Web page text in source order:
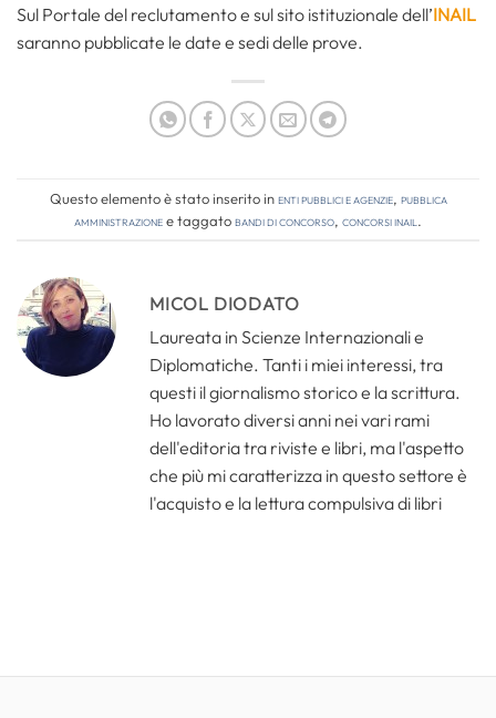
Sul Portale del reclutamento e sul sito istituzionale dell’INAIL
saranno pubblicate le date e sedi delle prove.
Questo elemento è stato inserito inEnti pubblici e agenzie, Pubblica
amministrazionee taggatobandi di concorso, concorsi inail .
MICOL DIODATO
Laureata in Scienze Internazionali e
Diplomatiche. Tanti i miei interessi, tra
questi il giornalismo storico e la scrittura.
Ho lavorato diversi anni nei vari rami
dell'editoria tra riviste e libri, ma l'aspetto
che più mi caratterizza in questo settore è
l'acquisto e la lettura compulsiva di libri